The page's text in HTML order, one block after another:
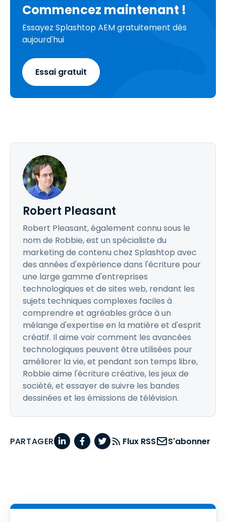
Commencez maintenant !
Essayez Splashtop AEM gratuitement dès
aujourd'hui
Essai gratuit
Robert Pleasant
Robert Pleasant, également connu sous le
nom de Robbie, est un spécialiste du
marketing de contenu chez Splashtop avec
des années d'expérience dans l'écriture pour
une large gamme d'entreprises
technologiques et de sites web, rendant les
sujets techniques complexes faciles à
comprendre et agréables grâce à un
mélange d'expertise en la matière et d'esprit
créatif. Il aime voir comment les avancées
technologiques peuvent être utilisées pour
améliorer la vie, et pendant son temps libre,
Robbie aime l'écriture créative, les jeux de
société, et essayer de suivre les bandes
dessinées et les émissions de télévision.
PARTAGER Flux RSS S'abonner